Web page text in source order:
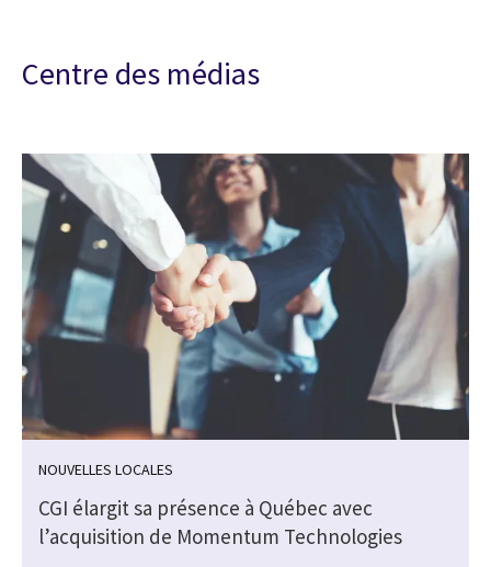
Centre des médias
NOUVELLES LOCALES
CGI élargit sa présence à Québec avec
l’acquisition de Momentum Technologies